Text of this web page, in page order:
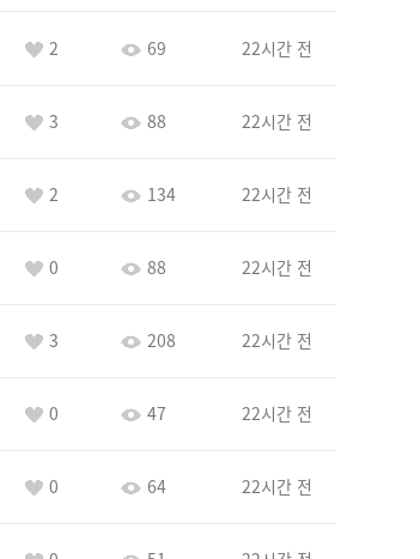
2 69 22시간 전
3 88 22시간 전
2 134 22시간 전
0 88 22시간 전
3 208 22시간 전
0 47 22시간 전
0 64 22시간 전